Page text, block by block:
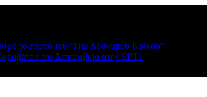
το πλατό του “Πιο Αδύναμου Κρίκου”
τον Σεπτέμβριο στην ΕΡΤ1